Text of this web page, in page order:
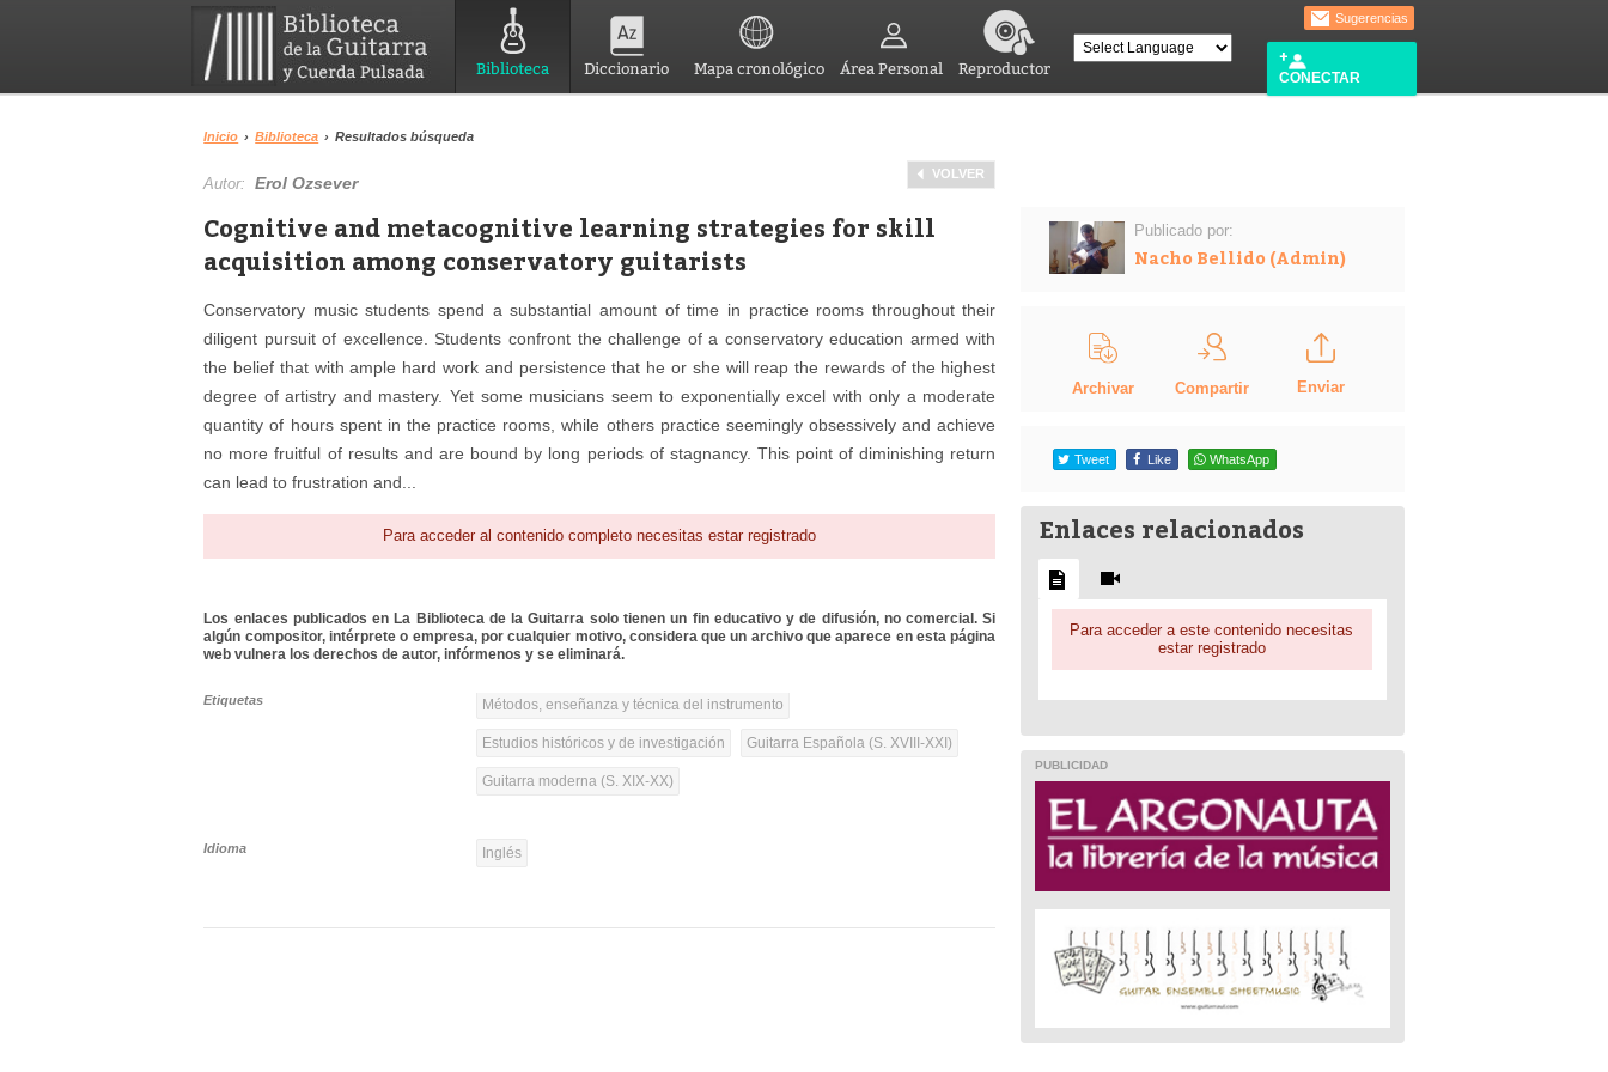
Biblioteca Diccionario Mapa cronológico Área Personal Reproductor
Sugerencias
CONECTAR
Inicio › Biblioteca › Resultados búsqueda
VOLVER
Autor:Erol Ozsever
Cognitive and metacognitive learning strategies for skill
acquisition among conservatory guitarists
Conservatory music students spend a substantial amount of time in practice rooms throughout their
diligent pursuit of excellence. Students confront the challenge of a conservatory education armed with
the belief that with ample hard work and persistence that he or she will reap the rewards of the highest
degree of artistry and mastery. Yet some musicians seem to exponentially excel with only a moderate
quantity of hours spent in the practice rooms, while others practice seemingly obsessively and achieve
no more fruitful of results and are bound by long periods of stagnancy. This point of diminishing return
can lead to frustration and...
Para acceder al contenido completo necesitas estar registrado
Los enlaces publicados en La Biblioteca de la Guitarra solo tienen un fin educativo y de difusión, no comercial. Si
algún compositor, intérprete o empresa, por cualquier motivo, considera que un archivo que aparece en esta página
web vulnera los derechos de autor, infórmenos y se eliminará.
Etiquetas Métodos, enseñanza y técnica del instrumento
Estudios históricos y de investigación Guitarra Española (S. XVIII-XXI)
Guitarra moderna (S. XIX-XX)
Idioma Inglés
Publicado por:
Nacho Bellido (Admin)
Archivar Compartir Enviar
Tweet Like WhatsApp
Enlaces relacionados
Para acceder a este contenido necesitas
estar registrado
PUBLICIDAD